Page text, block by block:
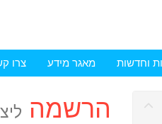
וחדשות מאגר מידע צרו
הרשמה